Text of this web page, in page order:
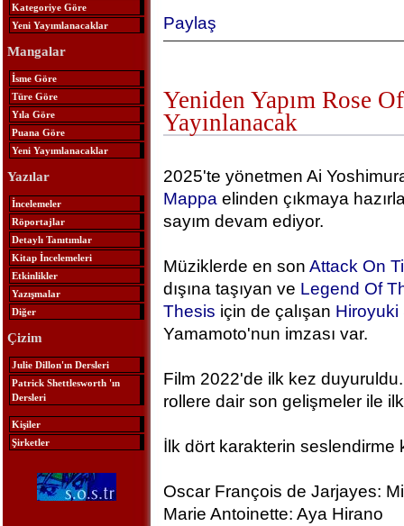
Kategoriye Göre
Yeni Yayımlanacaklar
Mangalar
İsme Göre
Türe Göre
Yıla Göre
Puana Göre
Yeni Yayımlanacaklar
Yazılar
İncelemeler
Röportajlar
Detaylı Tanıtımlar
Kitap İncelemeleri
Etkinlikler
Yazışmalar
Diğer
Çizim
Julie Dillon'ın Dersleri
Patrick Shettlesworth 'ın
Dersleri
Kişiler
Şirketler
Paylaş
Yeniden Yapım Rose
Yayınlanacak
2025'te yönetmen Ai
Mappa elinden çıkmaya
sayım devam ediyor.
Müziklerde en son Attack On
dışına taşıyan ve Legend Of
Thesis için de çalışan Hiroyuki
Yamamoto'nun imzası var.
Film 2022'de ilk kez
rollere dair son gelişmeler ile ilk
İlk dört karakterin seslendirme
Oscar François de Jarjayes:
Marie Antoinette: Aya Hirano